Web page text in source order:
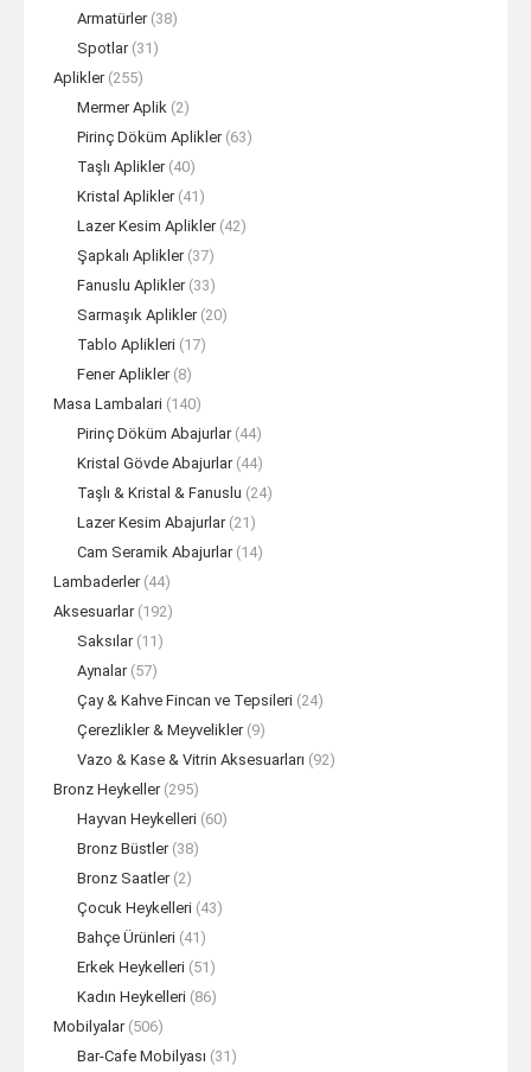
Armatürler (38)
Spotlar (31)
Aplikler (255)
Mermer Aplik (2)
Pirinç Döküm Aplikler (63)
Taşlı Aplikler (40)
Kristal Aplikler (41)
Lazer Kesim Aplikler (42)
Şapkalı Aplikler (37)
Fanuslu Aplikler (33)
Sarmaşık Aplikler (20)
Tablo Aplikleri (17)
Fener Aplikler (8)
Masa Lambalari (140)
Pirinç Döküm Abajurlar (44)
Kristal Gövde Abajurlar (44)
Taşlı & Kristal & Fanuslu (24)
Lazer Kesim Abajurlar (21)
Cam Seramik Abajurlar (14)
Lambaderler (44)
Aksesuarlar (192)
Saksılar (11)
Aynalar (57)
Çay & Kahve Fincan ve Tepsileri (24)
Çerezlikler & Meyvelikler (9)
Vazo & Kase & Vitrin Aksesuarları (92)
Bronz Heykeller (295)
Hayvan Heykelleri (60)
Bronz Büstler (38)
Bronz Saatler (2)
Çocuk Heykelleri (43)
Bahçe Ürünleri (41)
Erkek Heykelleri (51)
Kadın Heykelleri (86)
Mobilyalar (506)
Bar-Cafe Mobilyası (31)